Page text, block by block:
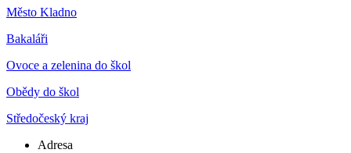
Město Kladno
Bakaláři
Ovoce a zelenina do škol
Obědy do škol
Středočeský kraj
Adresa